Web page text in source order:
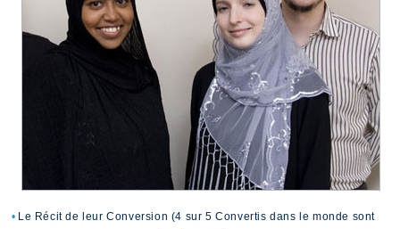
Le Récit de leur Conversion (4 sur 5 Convertis dans le monde sont